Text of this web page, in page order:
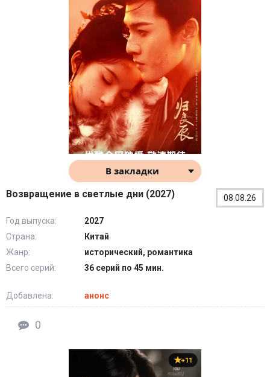
Корейская романтика.Из корейских дорам можно
выделить "Цветочки после ягодок (2009)", "Наследники
(2013)", "Властитель солнца (2013)", "Ты прекрасен!
(2009)", "Она видит запахи (2015)", "W: Меж двух миров
(2016)", "Золушка и четыре рыцаря (2016)" и "Принц с
чердака (2012)".
Японская романтика.Среди японских дорам можно
отметить такие произведения, как "Волчица и черный
принц (2016)", "Старшая школа Бакалея (2012)",
"Двуличная девчонка! (2011)", "Богатый мужчина, бедная
женщина (2012)", "Тайные желания отвергнутых (2017)",
"Последняя Золушка (2013)" и "Мужчины моей семьи
Китайская романтика.Конечно же, нельзя не упомянуть
китайские романтические дорамы - "Лёгкая улыбка
покоряет мир (2016)", "Босс и я (2014)", "Не целуй меня,
мистер Дьявол (2017)", "Люби меня, если осмелишься
(2015)", "Моя маленькая принцесса (2016)", "Рыцарь
мечты (2015)", "Блестящая авантюра (2015)" и
"Принцесса Вэйян (2016)".
Конечно же, это далеко не полный перечень дорам в жанре
перечислили некоторые из них. В этом разделе ты найдёшь
тебя досмотреть их до конца. Большинство представленных
дорам полностью переведены на русский язык, ты сможешь
В закладки
Возвращение в светлые дни (2027) 08.08.26
Год выпуска:
2027
Страна:
Китай
Жанр:
исторический, романтика
Всего серий:
36 серий по 45 мин.
Добавлена: анонс
0
+11